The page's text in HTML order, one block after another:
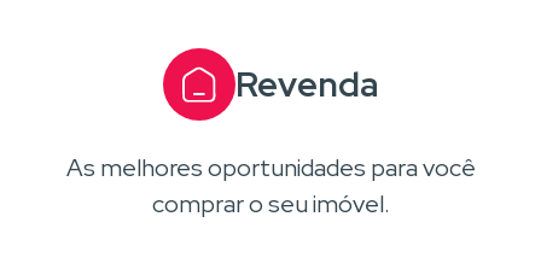
Revenda
As melhores oportunidades para você
comprar o seu imóvel.